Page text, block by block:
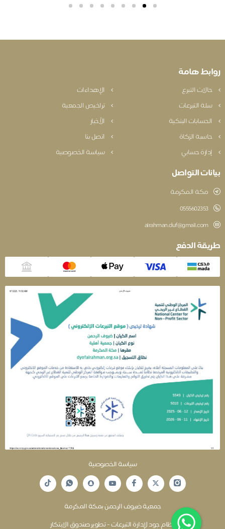
هامة
التبرع
الإهداءات
التبرعات
تراخيص الجمعية
البنكية
الأخبار
الزكاة
اتصل بنا
حسابي
سياسة الخصوصية
التواصل
مكة المكرمة
‎0555602353
alrahman.duf@gmail.com
الدفع
سياسة الخصوصية
جمعية ضيوف الرحمن بمكة المكرمة
نظام جود لإدارة التبرعات - تطوير صندوق الابتكار